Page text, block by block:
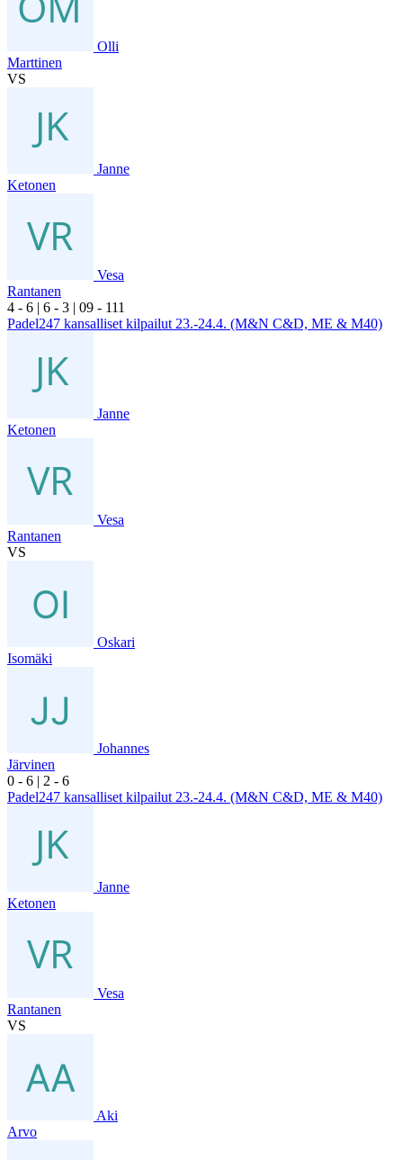
Olli
Marttinen
VS
Janne
Ketonen
Vesa
Rantanen
4 - 6 | 6 - 3 | 09 - 111
Padel247 kansalliset kilpailut 23.-24.4. (M&N C&D, ME & M40)
Janne
Ketonen
Vesa
Rantanen
VS
Oskari
Isomäki
Johannes
Järvinen
0 - 6 | 2 - 6
Padel247 kansalliset kilpailut 23.-24.4. (M&N C&D, ME & M40)
Janne
Ketonen
Vesa
Rantanen
VS
Aki
Arvo